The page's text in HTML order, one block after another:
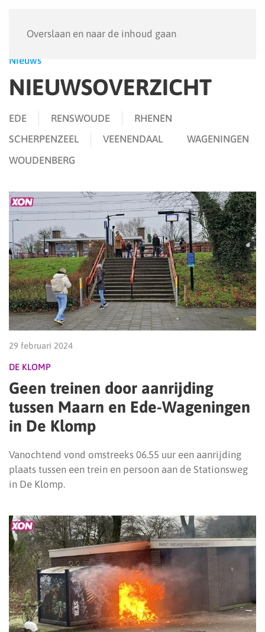
Overslaan en naar de inhoud gaan
Nieuws
NIEUWSOVERZICHT
EDE RENSWOUDE
RHENEN
SCHERPENZEEL
VEENENDAAL
WAGENINGEN
WOUDENBERG
29 februari 2024
DE KLOMP
Geen treinen door aanrijding
tussen Maarn en Ede-Wageningen
in De Klomp
Vanochtend vond omstreeks 06.55 uur een aanrijding
plaats tussen een trein en persoon aan de Stationsweg
in De Klomp.